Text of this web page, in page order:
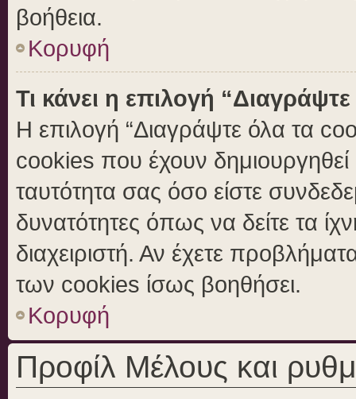
βοήθεια.
Κορυφή
Τι κάνει η επιλογή
Η επιλογή “Διαγράψτε όλα τα
cookies που έχουν
ταυτότητα σας όσο είστε
δυνατότητες όπως να δείτε τα
διαχειριστή. Αν έχετε
των cookies ίσως βοηθήσει.
Κορυφή
Προφίλ Μέλους και